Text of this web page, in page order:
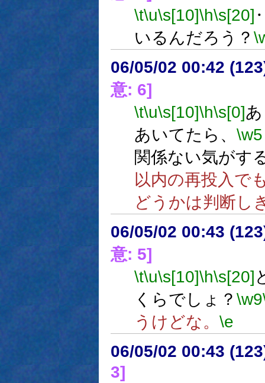
\t\u\s[10]\h\s[20]
いるんだろう？
06/05/02 00:42
意: 6]
\t\u\s[10]\h\s[0]
あいてたら、 \w5
関係ない気がす
以内の再投入で
どうかは判断し
06/05/02 00:43
意: 5]
\t\u\s[10]\h\s[20]
くらでしょ？ \w9
うけどな。 \e
06/05/02 00:43
3]